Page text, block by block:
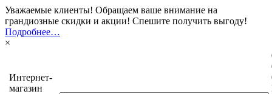
Уважаемые клиенты! Обращаем ваше внимание на
грандиозные скидки и акции! Спешите получить выгоду!
Подробнее…
×
Интернет-
магазин